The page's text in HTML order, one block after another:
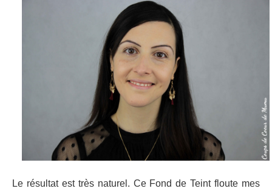
Le résultat est très naturel. Ce Fond de Teint floute mes